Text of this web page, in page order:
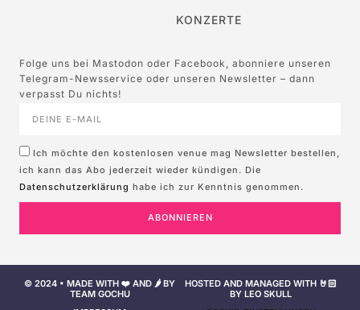
KONZERTE
Folge uns bei Mastodon oder Facebook, abonniere unseren
Telegram-Newsservice oder unseren Newsletter – dann
verpasst Du nichts!
Ich möchte den kostenlosen venue mag Newsletter bestellen,
ich kann das Abo jederzeit wieder kündigen. Die
Datenschutzerklärung habe ich zur Kenntnis genommen.
ABONNIEREN
© 2024 • MADE WITH ❤️ AND 🌶️ BY
TEAM GOCHU
HOSTED AND MANAGED WITH 🤘🏻
BY LEO SKULL